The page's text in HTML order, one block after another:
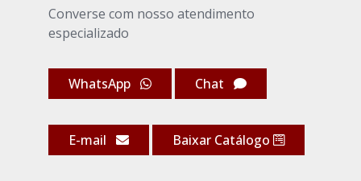
Converse com nosso atendimento
especializado
WhatsApp Chat
E-mail Baixar Catálogo